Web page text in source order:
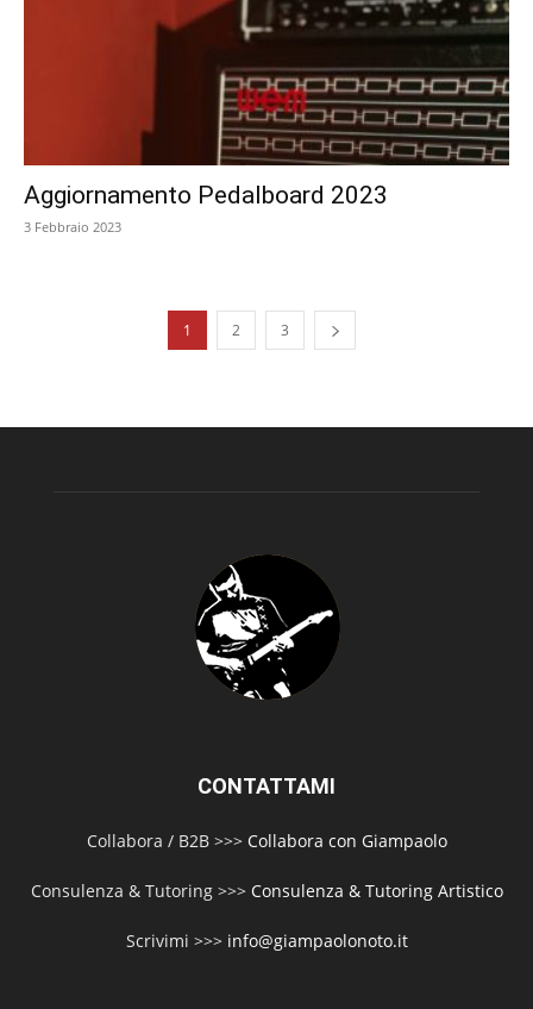
Aggiornamento Pedalboard 2023
3 Febbraio 2023
1 2 3
CONTATTAMI
Collabora / B2B >>> Collabora con Giampaolo
Consulenza & Tutoring >>> Consulenza & Tutoring Artistico
Scrivimi >>> info@giampaolonoto.it